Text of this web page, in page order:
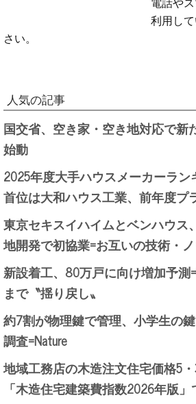
利用し
さい。
人気の記事
国交省、空き家・空き地対応で新
始動
2025年度大手ハウスメーカーラ
首位は大和ハウス工業、前年度プ
東京セキスイハイムとベンハウス
地開発で初協業=お互いの技術・
新設着工、80万戸に向け増加予測
まで〝揺り戻し〟
約7割が物理鍵で管理、小学生の
調査=Nature
地域工務店の木造注文住宅価格5
「木造住宅建築費指数2026年版